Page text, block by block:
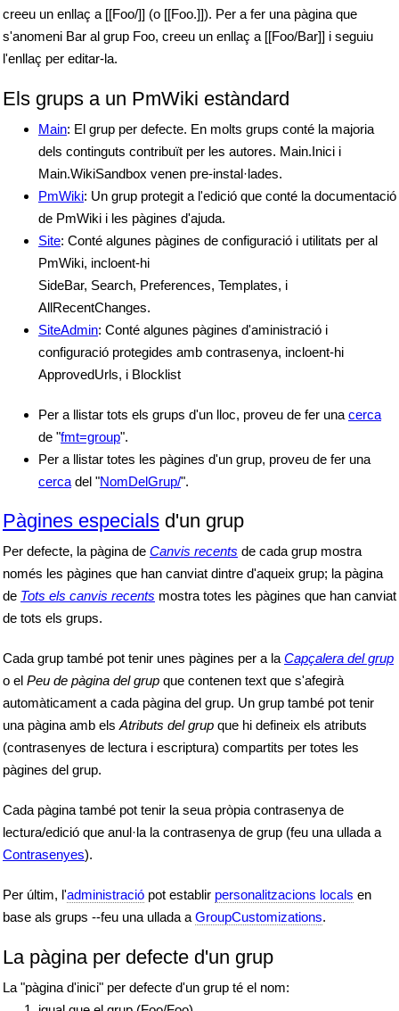
creeu un enllaç a [[Foo/]] (o [[Foo.]]). Per a fer una pàgina que
s'anomeni Bar al grup Foo, creeu un enllaç a [[Foo/Bar]] i seguiu
l'enllaç per editar-la.
Els grups a un PmWiki estàndard
Main: El grup per defecte. En molts grups conté la majoria
dels continguts contribuït per les autores. Main.Inici i
Main.WikiSandbox venen pre-instal·lades.
PmWiki: Un grup protegit a l'edició que conté la documentació
de PmWiki i les pàgines d'ajuda.
Site: Conté algunes pàgines de configuració i utilitats per al
PmWiki, incloent-hi
SideBar, Search, Preferences, Templates, i
AllRecentChanges.
SiteAdmin: Conté algunes pàgines d'aministració i
configuració protegides amb contrasenya, incloent-hi
ApprovedUrls, i Blocklist
Per a llistar tots els grups d'un lloc, proveu de fer una cerca
de "fmt=group".
Per a llistar totes les pàgines d'un grup, proveu de fer una
cerca del "NomDelGrup/".
Pàgines especials d'un grup
Per defecte, la pàgina de Canvis recents de cada grup mostra
només les pàgines que han canviat dintre d'aqueix grup; la pàgina
de Tots els canvis recents mostra totes les pàgines que han canviat
de tots els grups.
Cada grup també pot tenir unes pàgines per a la Capçalera del grup
o el Peu de pàgina del grup que contenen text que s'afegirà
automàticament a cada pàgina del grup. Un grup també pot tenir
una pàgina amb els Atributs del grup que hi defineix els atributs
(contrasenyes de lectura i escriptura) compartits per totes les
pàgines del grup.
Cada pàgina també pot tenir la seua pròpia contrasenya de
lectura/edició que anul·la la contrasenya de grup (feu una ullada a
Contrasenyes).
Per últim, l'administració pot establir personalitzacions locals en
base als grups --feu una ullada a GroupCustomizations.
La pàgina per defecte d'un grup
La "pàgina d'inici" per defecte d'un grup té el nom: